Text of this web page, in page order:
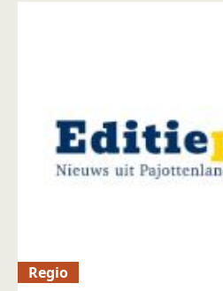
Regio